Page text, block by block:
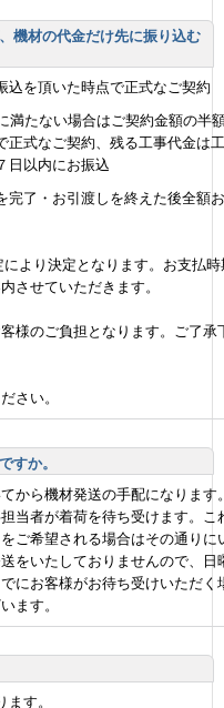
機材の代金だけ先に振り込む
込を頂いた時点で正式なご契約
満たない場合はご契約金額の半
正式なご契約、残る工事代金は
日以内にお振込
完了・お引渡しを終えた後全額
より決定となります。お支払時
させていただきます。
様のご負担となります。ご了承
さい。
すか。
から機材発送の手配になります
当者が着荷を待ち受けます。こ
ご希望される場合はその通りに
をいたしておりませんので、日
にお客様がお待ち受けいただく
ます。
す。